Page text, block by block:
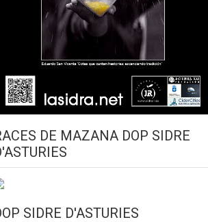
DE MAZANA DOP SIDRE
SIDRE D'ASTURIES
ESCUELA DE SUMILLERÍA DE LA SIDRE